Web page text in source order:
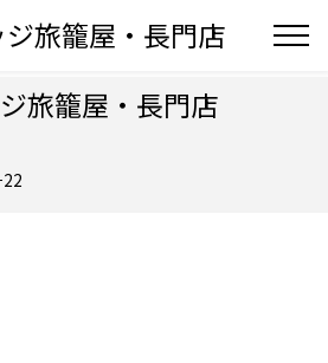
旅籠屋・長門店
旅籠屋・長門店